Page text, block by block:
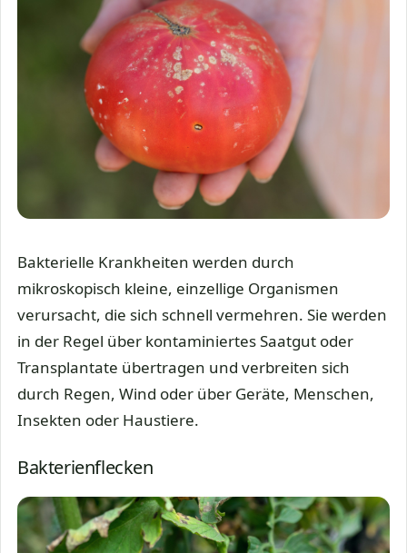
Bakterielle Krankheiten werden durch
mikroskopisch kleine, einzellige Organismen
verursacht, die sich schnell vermehren. Sie werden
in der Regel über kontaminiertes Saatgut oder
Transplantate übertragen und verbreiten sich
durch Regen, Wind oder über Geräte, Menschen,
Insekten oder Haustiere.
Bakterienflecken